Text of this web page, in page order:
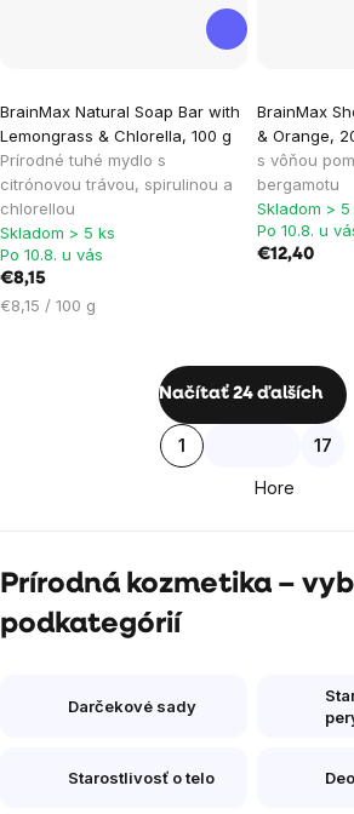
BrainMax Natural Soap Bar with
Lemongrass & Chlorella, 100 g
Prírodné tuhé mydlo s
citrónovou trávou, spirulinou a
chlorellou
Skladom > 5 ks
Po 10.8. u vás
€8,15
Jednotková
€8,15 / 100 g
BrainMax
& Orange,
s vôňou
bergamotu
Skladom > 5
Po 10.8. u
€12,40
Ovládacie
výpisu
Načítať 24 ďalších
Stránkovanie
1 17
Hore
Prírodná kozmetika –
podkategórií
Darčekové sady
Starostlivosť o telo